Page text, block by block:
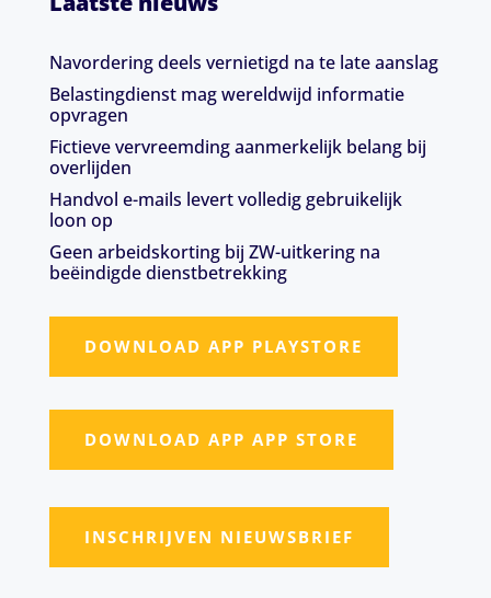
Navordering deels vernietigd na te late aanslag
Belastingdienst mag wereldwijd informatie
opvragen
Fictieve vervreemding aanmerkelijk belang bij
overlijden
Handvol e-mails levert volledig gebruikelijk
loon op
Geen arbeidskorting bij ZW-uitkering na
beëindigde dienstbetrekking
DOWNLOAD APP PLAYSTORE
DOWNLOAD APP APP STORE
INSCHRIJVEN NIEUWSBRIEF